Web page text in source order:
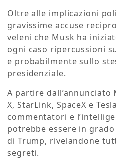
Oltre alle implicazioni
gravissime accuse
veleni che Musk ha
ogni caso ripercussioni
e probabilmente sullo
presidenziale.
A partire
X, StarLink, SpaceX e
commentatori e
potrebbe essere in
di Trump, rivelandone
segreti.